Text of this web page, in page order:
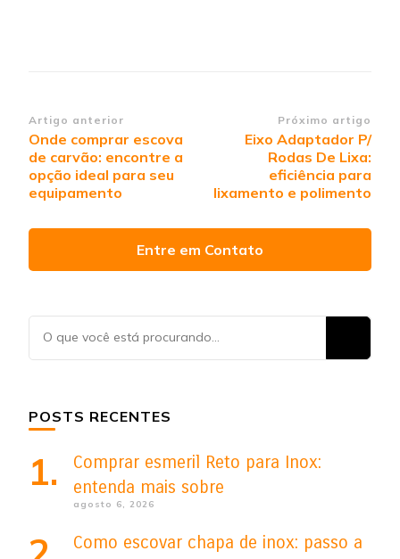
Navegação
de
post
Artigo anterior
Onde comprar escova
de carvão: encontre a
opção ideal para seu
equipamento
Próximo artigo
Eixo Adaptador P/
Rodas De Lixa:
eficiência para
lixamento e polimento
Entre em Contato
Procurando
algo?
POSTS RECENTES
Comprar esmeril Reto para Inox:
entenda mais sobre
agosto 6, 2026
Como escovar chapa de inox: passo a